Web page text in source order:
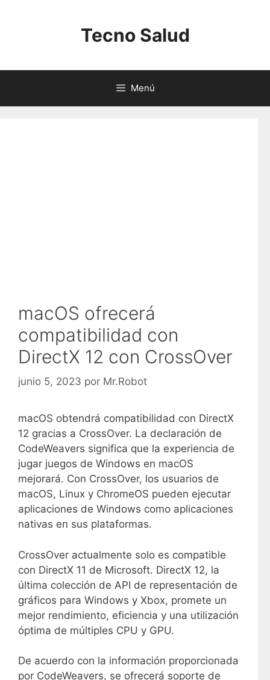
Tecno Salud
Menú
macOS ofrecerá
compatibilidad con
DirectX 12 con CrossOver
junio 5, 2023 por Mr.Robot
macOS obtendrá compatibilidad con DirectX
12 gracias a CrossOver. La declaración de
CodeWeavers significa que la experiencia de
jugar juegos de Windows en macOS
mejorará. Con CrossOver, los usuarios de
macOS, Linux y ChromeOS pueden ejecutar
aplicaciones de Windows como aplicaciones
nativas en sus plataformas.
CrossOver actualmente solo es compatible
con DirectX 11 de Microsoft. DirectX 12, la
última colección de API de representación de
gráficos para Windows y Xbox, promete un
mejor rendimiento, eficiencia y una utilización
óptima de múltiples CPU y GPU.
De acuerdo con la información proporcionada
por CodeWeavers, se ofrecerá soporte de